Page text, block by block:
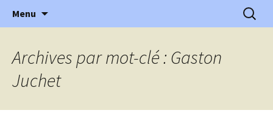
l'Automobile Ancienne
l'automobile ancienne : articles, historiques
…
Menu
Archives par mot-clé : Gaston
Juchet